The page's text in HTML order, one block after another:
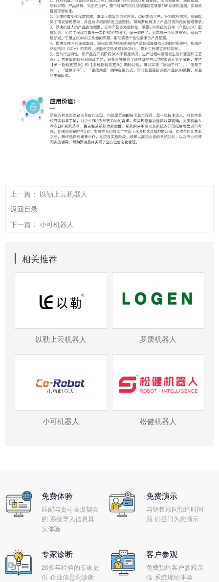
上一篇： 以勒上云机器人
返回目录
下一篇： 小可机器人
相关推荐
以勒上云机器人 罗庚机器人
小可机器人 松健机器人
免费体验
匹配与贵司高度契合
的 系统导入信息真
实体验
免费演示
与销售顾问预约时间
我 们登门为您演示
专家诊断
20多年经验的专家提
供 企业信息化诊断
客户参观
免费预约客户参观亲
临 系统现场体验